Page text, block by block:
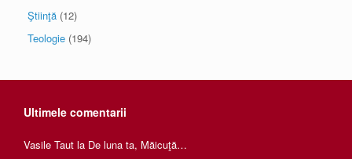
Ştiinţă (12)
Teologie (194)
Ultimele comentarii
Vasile Taut la De luna ta, Măicuţă…